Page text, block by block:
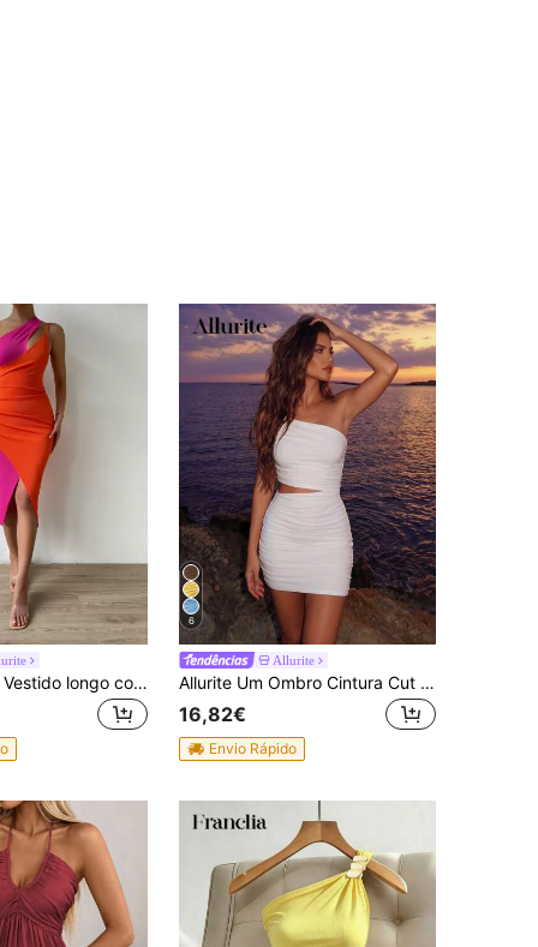
SHEIN Allurite Vestido longo com corte em dois tons e um ombro assimétrico, roupa feminina
6
Allurite
Allurite Um Ombro Cintura Cut Out Tubo Vestido Bodycon
16,82€
Envio Rápido